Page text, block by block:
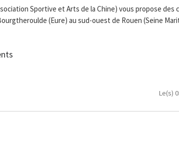
Sportive et Arts de la Chine) vous propose
(Eure) au sud-ouest de Rouen (Seine
Le(s)